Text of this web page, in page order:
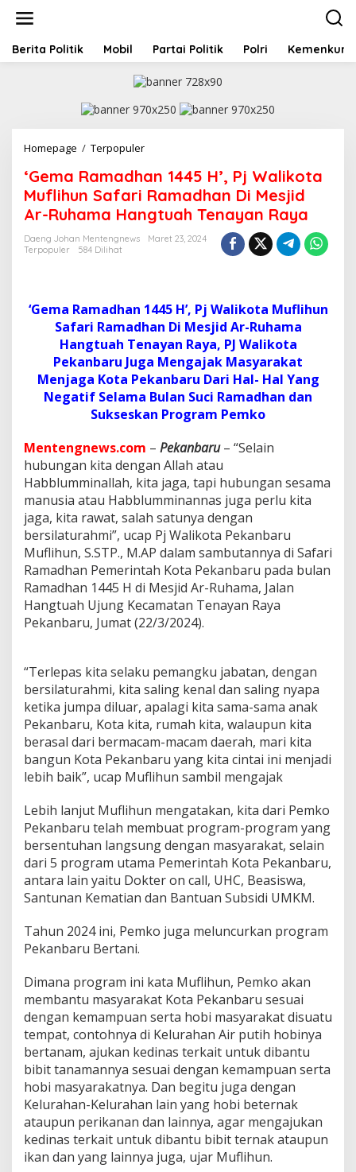
t
Berita Politik Mobil Partai Politik Polri
Homepage / Terpopuler
e
m
a
R
a
a
1
4
4
5
H
'
,
j
W
a
l
i
k
o
t
M
u
f
l
n
S
a
f
a
r
i
R
m
d
h
a
n
D
i
e
d
A
r
-
R
h
a
m
a
H
n
‘Gema Ramadhan 1445 H’, Pj Walikota
Muflihun Safari Ramadhan Di Mesjid
Ar-Ruhama Hangtuah Tenayan Raya
Daeng Johan Mentengnews
Maret 23, 2024
Terpopuler
584 Dilihat
‘Gema Ramadhan 1445 H’, Pj Walikota Muflihun
Safari Ramadhan Di Mesjid Ar-Ruhama
Hangtuah Tenayan Raya, PJ Walikota
Pekanbaru Juga Mengajak Masyarakat
Menjaga Kota Pekanbaru Dari Hal- Hal Yang
Negatif Selama Bulan Suci Ramadhan dan
Sukseskan Program Pemko
Mentengnews.com – Pekanbaru– “Selain
hubungan kita dengan Allah atau
Habblumminallah, kita jaga, tapi hubungan sesama
manusia atau Habblumminannas juga perlu kita
jaga, kita rawat, salah satunya dengan
bersilaturahmi”, ucap Pj Walikota Pekanbaru
Muflihun, S.STP., M.AP dalam sambutannya di Safari
Ramadhan Pemerintah Kota Pekanbaru pada bulan
Ramadhan 1445 H di Mesjid Ar-Ruhama, Jalan
Hangtuah Ujung Kecamatan Tenayan Raya
Pekanbaru, Jumat (22/3/2024).
“Terlepas kita selaku pemangku jabatan, dengan
bersilaturahmi, kita saling kenal dan saling nyapa
ketika jumpa diluar, apalagi kita sama-sama anak
Pekanbaru, Kota kita, rumah kita, walaupun kita
berasal dari bermacam-macam daerah, mari kita
bangun Kota Pekanbaru yang kita cintai ini menjadi
lebih baik”, ucap Muflihun sambil mengajak
Lebih lanjut Muflihun mengatakan, kita dari Pemko
Pekanbaru telah membuat program-program yang
bersentuhan langsung dengan masyarakat, selain
dari 5 program utama Pemerintah Kota Pekanbaru,
antara lain yaitu Dokter on call, UHC, Beasiswa,
Santunan Kematian dan Bantuan Subsidi UMKM.
Tahun 2024 ini, Pemko juga meluncurkan program
Pekanbaru Bertani.
Dimana program ini kata Muflihun, Pemko akan
membantu masyarakat Kota Pekanbaru sesuai
dengan kemampuan serta hobi masyarakat disuatu
tempat, contohnya di Kelurahan Air putih hobinya
bertanam, ajukan kedinas terkait untuk dibantu
bibit tanamannya sesuai dengan kemampuan serta
hobi masyarakatnya. Dan begitu juga dengan
Kelurahan-Kelurahan lain yang hobi beternak
ataupun perikanan dan lainnya, agar mengajukan
kedinas terkait untuk dibantu bibit ternak ataupun
ikan dan yang lainnya juga, ujar Muflihun.